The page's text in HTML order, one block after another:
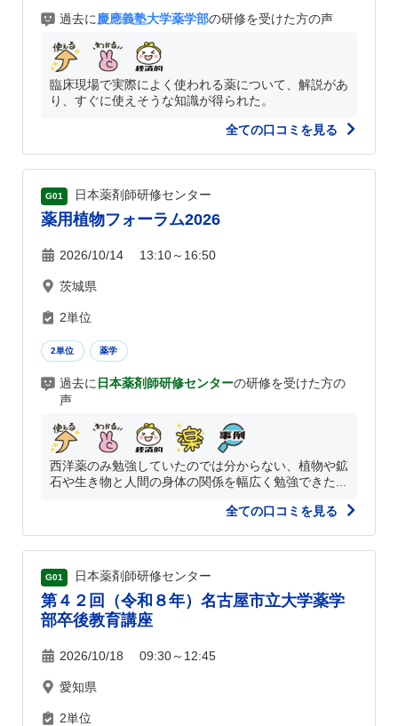
過去に慶應義塾大学薬学部の研修を受けた方の声
臨床現場で実際によく使われる薬について、解説があ
り、すぐに使えそうな知識が得られた。
全ての口コミを見る
G01 日本薬剤師研修センター
薬用植物フォーラム2026
2026/10/14 13:10～16:50
茨城県
2単位
2単位 薬学
過去に 日本薬剤師研修センターの研修を受けた方の
声
西洋薬のみ勉強していたのでは分からない、植物や鉱
石や生き物と人間の身体の関係を幅広く勉強できた...
全ての口コミを見る
G01 日本薬剤師研修センター
第４２回（令和８年）名古屋市立大学薬学
部卒後教育講座
2026/10/18 09:30～12:45
愛知県
2単位